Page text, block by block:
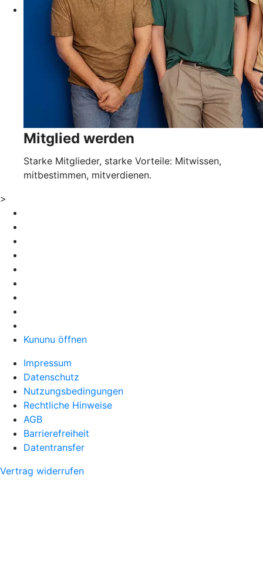
Mitglied werden
Starke Mitglieder, starke Vorteile: Mitwissen,
mitbestimmen, mitverdienen.
>
Kununu öffnen
Impressum
Datenschutz
Nutzungsbedingungen
Rechtliche Hinweise
AGB
Barrierefreiheit
Datentransfer
Vertrag widerrufen